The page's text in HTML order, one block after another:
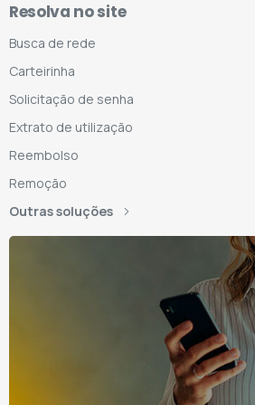
Resolva no site
Busca de rede
Carteirinha
Solicitação de senha
Extrato de utilização
Reembolso
Remoção
Outras soluções